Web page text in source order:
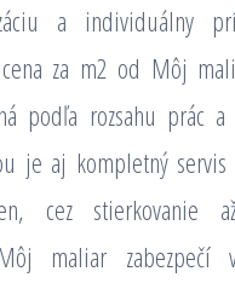
a individuálny
cena za m2 od Môj
podľa rozsahu prác a
je aj kompletný
cez stierkovanie
maliar zabezpečí